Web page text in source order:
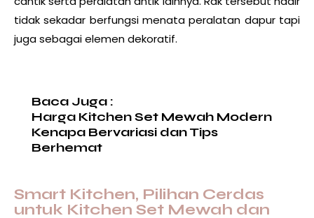
tidak sekadar berfungsi menata peralatan dapur tapi
juga sebagai elemen dekoratif.
Baca Juga :
Harga Kitchen Set Mewah Modern
Kenapa Bervariasi dan Tips
Berhemat
Smart Kitchen, Pilihan Cerdas
untuk Kitchen Set Mewah dan